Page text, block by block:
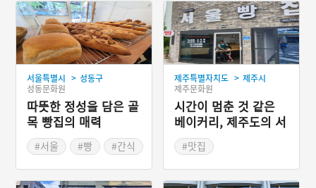
서울특별시 > 성동구
성동문화원
따뜻한 정성을 담은 골
목 빵집의 매력
#서울 #빵 #간식
제주특별자치도 > 제주시
제주문화원
시간이 멈춘 것 같은
베이커리, 제주도의 서
울빵집
#맛집
#제주 가볼만한곳